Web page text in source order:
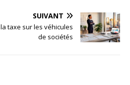
SUIVANT
taxe sur les véhicules
de sociétés